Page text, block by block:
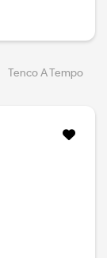
Tenco A Tempo